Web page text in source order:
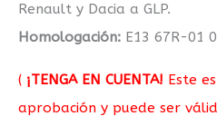
Renault y Dacia a GLP.
Homologación: E13 67R-01
( ¡TENGA EN CUENTA! Este
aprobación y puede ser